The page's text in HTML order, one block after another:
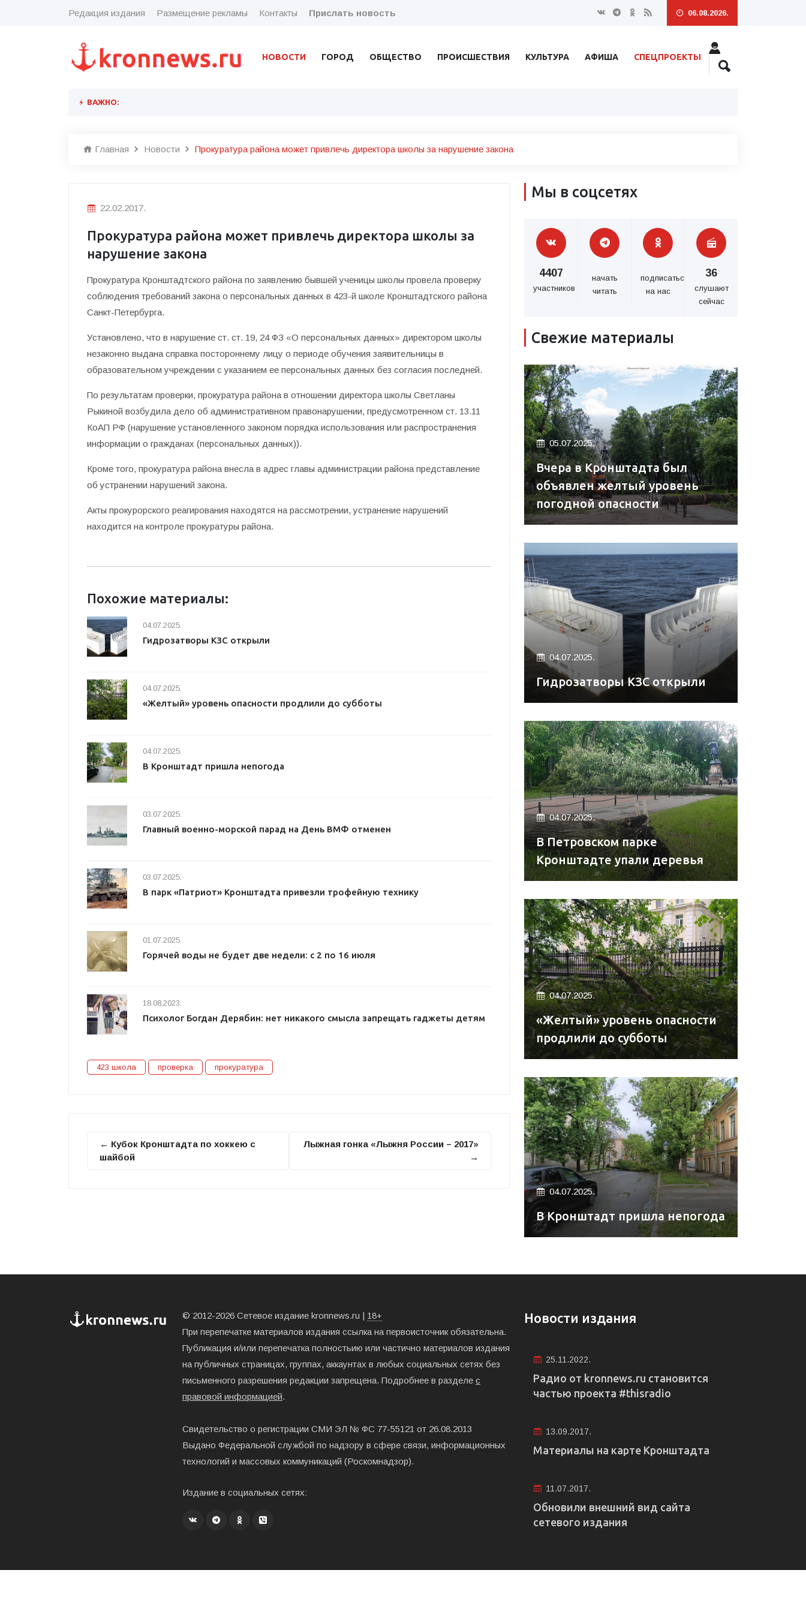
Редакция издания Размещение рекламы Контакты Прислать новость 06.08.2026.
НОВОСТИ ГОРОД ОБЩЕСТВО ПРОИСШЕСТВИЯ КУЛЬТУРА АФИША СПЕЦПРОЕКТЫ
ВАЖНО:
Главная Новости Прокуратура района может привлечь директора школы за нарушение закона
22.02.2017.
Прокуратура района может привлечь директора школы за
нарушение закона
Прокуратура Кронштадтского района по заявлению бывшей ученицы школы провела проверку
соблюдения требований закона о персональных данных в 423-й школе Кронштадтского района
Санкт-Петербурга.
Установлено, что в нарушение ст. ст. 19, 24 ФЗ «О персональных данных» директором школы
незаконно выдана справка постороннему лицу о периоде обучения заявительницы в
образовательном учреждении с указанием ее персональных данных без согласия последней.
По результатам проверки, прокуратура района в отношении директора школы Светланы
Рыкиной возбудила дело об административном правонарушении, предусмотренном ст. 13.11
КоАП РФ (нарушение установленного законом порядка использования или распространения
информации о гражданах (персональных данных)).
Кроме того, прокуратура района внесла в адрес главы администрации района представление
об устранении нарушений закона.
Акты прокурорского реагирования находятся на рассмотрении, устранение нарушений
находится на контроле прокуратуры района.
Похожие материалы:
04.07.2025.
Гидрозатворы КЗС открыли
04.07.2025.
«Желтый» уровень опасности продлили до субботы
04.07.2025.
В Кронштадт пришла непогода
03.07.2025.
Главный военно-морской парад на День ВМФ отменен
03.07.2025.
В парк «Патриот» Кронштадта привезли трофейную технику
01.07.2025.
Горячей воды не будет две недели: с 2 по 16 июля
18.08.2023.
Психолог Богдан Дерябин: нет никакого смысла запрещать гаджеты детям
423 школа проверка прокуратура
← Кубок Кронштадта по хоккею с
шайбой
Лыжная гонка «Лыжня России – 2017»
→
Мы в соцсетях
4407
участников
начать
читать
подписаться
на нас
36
слушают
сейчас
Свежие материалы
05.07.2025.
Вчера в Кронштадта был
объявлен желтый уровень
погодной опасности
04.07.2025.
Гидрозатворы КЗС открыли
04.07.2025.
В Петровском парке
Кронштадте упали деревья
04.07.2025.
«Желтый» уровень опасности
продлили до субботы
04.07.2025.
В Кронштадт пришла непогода
© 2012-2026 Сетевое издание kronnews.ru | 18+
При перепечатке материалов издания ссылка на первоисточник обязательна.
Публикация и/или перепечатка полностьию или частично материалов издания
на публичных страницах, группах, аккаунтах в любых социальных сетях без
письменного разрешения редакции запрещена. Подробнее в разделе с
правовой информацией.
Свидетельство о регистрации СМИ ЭЛ № ФС 77-55121 от 26.08.2013
Выдано Федеральной службой по надзору в сфере связи, информационных
технологий и массовых коммуникаций (Роскомнадзор).
Издание в социальных сетях:
Новости издания
25.11.2022.
Радио от kronnews.ru становится
частью проекта #thisradio
13.09.2017.
Материалы на карте Кронштадта
11.07.2017.
Обновили внешний вид сайта
сетевого издания